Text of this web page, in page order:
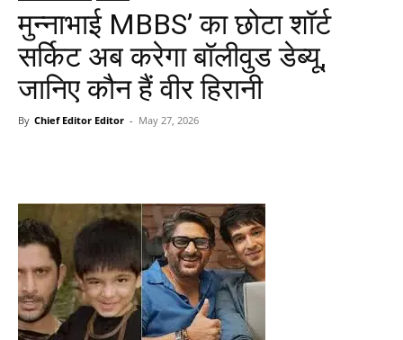
मुन्नाभाई MBBS’ का छोटा शॉर्ट
सर्किट अब करेगा बॉलीवुड डेब्यू,
जानिए कौन हैं वीर हिरानी
By Chief Editor Editor - May 27, 2026